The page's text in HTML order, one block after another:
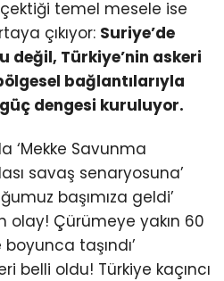
çektiği temel mesele ise
çıkıyor: Suriye’de
değil, Türkiye’nin askeri
bağlantılarıyla
dengesi kuruluyor.
‘Mekke Savunma
savaş senaryosuna’
başımıza geldi’
olay! Çürümeye yakın 60
taşındı’
belli oldu! Türkiye kaçıncı